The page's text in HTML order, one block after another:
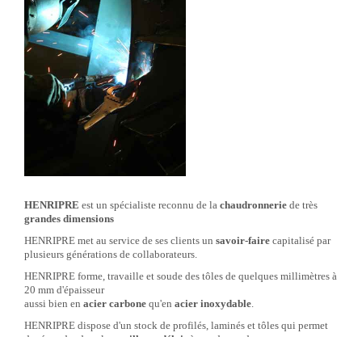
HENRIPRE est un spécialiste reconnu de la chaudronnerie de très
grandes dimensions
HENRIPRE met au service de ses clients un savoir-faire capitalisé par
plusieurs générations de collaborateurs.
HENRIPRE forme, travaille et soude des tôles de quelques millimètres à
20 mm d'épaisseur
aussi bien en acier carbone qu'en acier inoxydable.
HENRIPRE dispose d'un stock de profilés, laminés et tôles qui permet